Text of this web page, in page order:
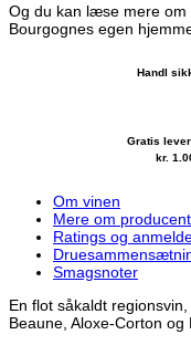
Og du kan læse mere om
Bourgognes egen
Handl
Gratis
kr.
Om vinen
Mere om
Ratings og
Smagsnoter
En flot såkaldt
Beaune, Aloxe-Corton og